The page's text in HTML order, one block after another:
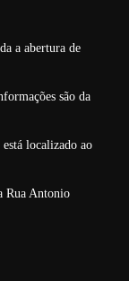
a abertura de
são da
localizado ao
Rua Antonio